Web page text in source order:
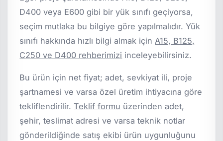
D400 veya E600 gibi bir yük sınıfı geçiyorsa,
seçim mutlaka bu bilgiye göre yapılmalıdır. Yük
sınıfı hakkında hızlı bilgi almak içinA15, B125,
C250 ve D400 rehberimizi inceleyebilirsiniz.
Bu ürün için net fiyat; adet, sevkiyat ili, proje
şartnamesi ve varsa özel üretim ihtiyacına göre
tekliflendirilir.Teklif formu üzerinden adet,
şehir, teslimat adresi ve varsa teknik notlar
gönderildiğinde satış ekibi ürün uygunluğunu